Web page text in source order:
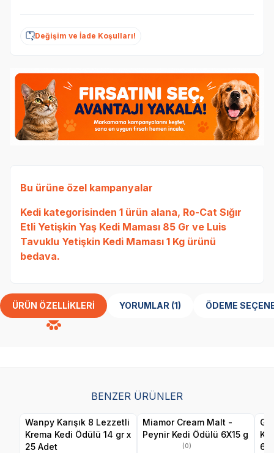
Değişim ve İade Koşulları!
Bu ürüne özel kampanyalar
Kedi kategorisinden 1 ürün alana, Ro-Cat Sığır
Etli Yetişkin Yaş Kedi Maması 85 Gr ve Luis
Tavuklu Yetişkin Kedi Maması 1 Kg ürünü
bedava.
ÜRÜN ÖZELLIKLERI YORUMLAR (1) ÖDEME
BENZER ÜRÜNLER
Wanpy Karışık 8 Lezzetli
Krema Kedi Ödülü 14 gr x
25 Adet
Miamor Cream Malt -
Peynir Kedi Ödülü 6X15 g
(0)
60